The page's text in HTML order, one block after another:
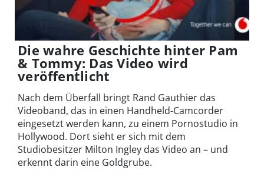
Die wahre Geschichte hinter Pam
& Tommy: Das Video wird
veröffentlicht
Nach dem Überfall bringt Rand Gauthier das
Videoband, das in einen Handheld-Camcorder
eingesetzt werden kann, zu einem Pornostudio in
Hollywood. Dort sieht er sich mit dem
Studiobesitzer Milton Ingley das Video an – und
erkennt darin eine Goldgrube.